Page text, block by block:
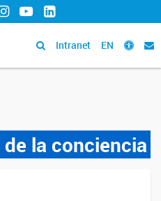
YouTubeLinkedIn
Intranet EN
la conciencia